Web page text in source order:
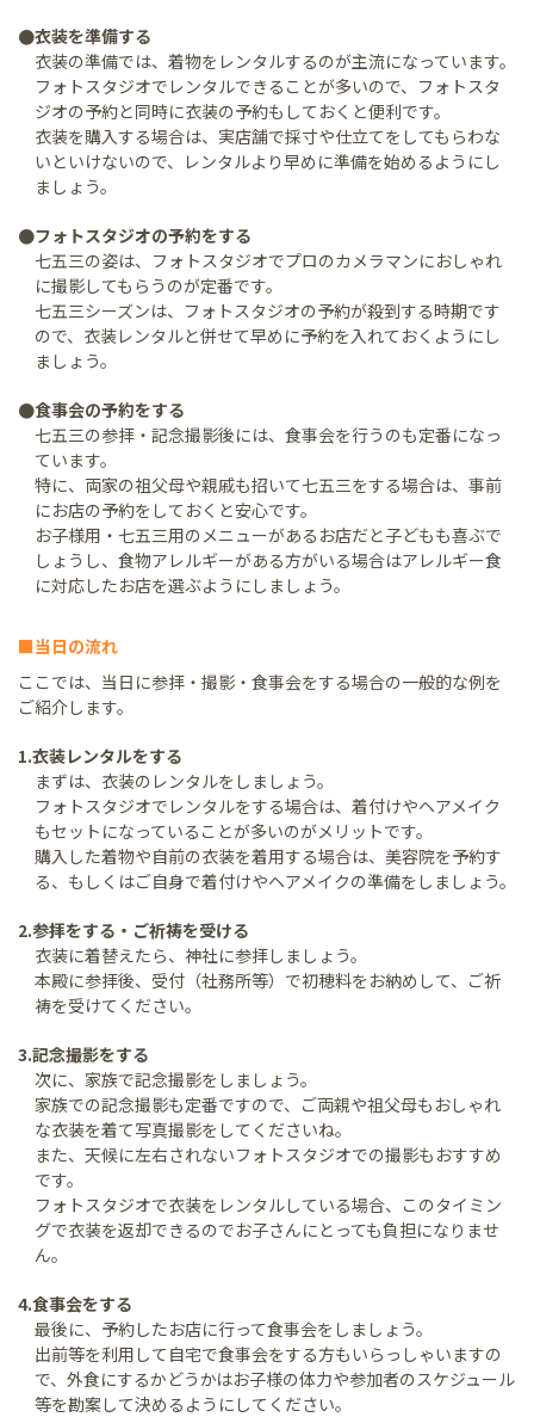
●衣装を準備する
衣装の準備では、着物をレンタルするのが主流になっています。
フォトスタジオでレンタルできることが多いので、フォトスタ
ジオの予約と同時に衣装の予約もしておくと便利です。
衣装を購入する場合は、実店舗で採寸や仕立てをしてもらわな
いといけないので、レンタルより早めに準備を始めるようにし
ましょう。
●フォトスタジオの予約をする
七五三の姿は、フォトスタジオでプロのカメラマンにおしゃれ
に撮影してもらうのが定番です。
七五三シーズンは、フォトスタジオの予約が殺到する時期です
ので、衣装レンタルと併せて早めに予約を入れておくようにし
ましょう。
●食事会の予約をする
七五三の参拝・記念撮影後には、食事会を行うのも定番になっ
ています。
特に、両家の祖父母や親戚も招いて七五三をする場合は、事前
にお店の予約をしておくと安心です。
お子様用・七五三用のメニューがあるお店だと子どもも喜ぶで
しょうし、食物アレルギーがある方がいる場合はアレルギー食
に対応したお店を選ぶようにしましょう。
■当日の流れ
ここでは、当日に参拝・撮影・食事会をする場合の一般的な例を
ご紹介します。
1.衣装レンタルをする
まずは、衣装のレンタルをしましょう。
フォトスタジオでレンタルをする場合は、着付けやヘアメイク
もセットになっていることが多いのがメリットです。
購入した着物や自前の衣装を着用する場合は、美容院を予約す
る、もしくはご自身で着付けやヘアメイクの準備をしましょう。
2.参拝をする・ご祈祷を受ける
衣装に着替えたら、神社に参拝しましょう。
本殿に参拝後、受付（社務所等）で初穂料をお納めして、ご祈
祷を受けてください。
3.記念撮影をする
次に、家族で記念撮影をしましょう。
家族での記念撮影も定番ですので、ご両親や祖父母もおしゃれ
な衣装を着て写真撮影をしてくださいね。
また、天候に左右されないフォトスタジオでの撮影もおすすめ
です。
フォトスタジオで衣装をレンタルしている場合、このタイミン
グで衣装を返却できるのでお子さんにとっても負担になりませ
ん。
4.食事会をする
最後に、予約したお店に行って食事会をしましょう。
出前等を利用して自宅で食事会をする方もいらっしゃいますの
で、外食にするかどうかはお子様の体力や参加者のスケジュール
等を勘案して決めるようにしてください。